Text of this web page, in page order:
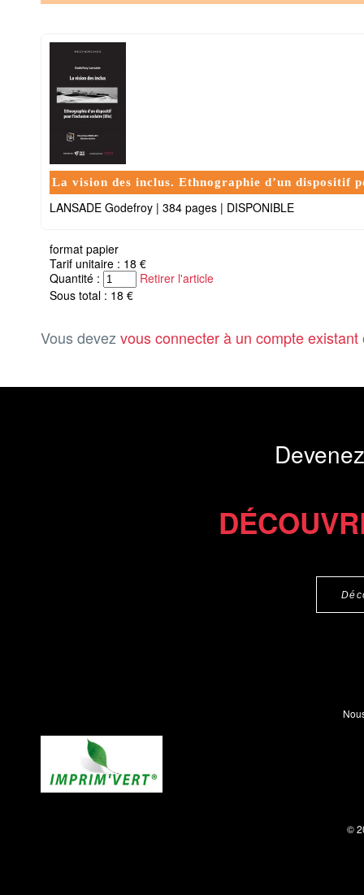
La vision des inclus. Ethnographie d’un dispositif
LANSADE Godefroy | 384 pages | DISPONIBLE
format papier
Tarif unitaire : 18 €
Quantité :
Retirer l'article
Sous total : 18 €
Vous devez vous connecter à un compte existant
©